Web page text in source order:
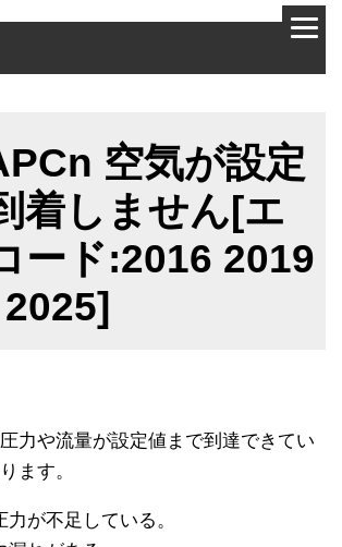
空気が設定
着しません[エ
ード:2016 2019
力や流量が設定値まで到達できてい
ます。
力が不足している。